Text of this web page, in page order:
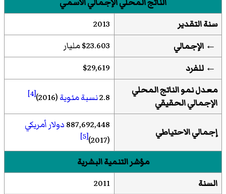
سنة التقدير
2013
← الإجمالي
$23.603 مليار
← للفرد
$29,619
معدل نمو الناتج المحلي
الإجمالي الحقيقي
2.8نسبة مئوية(2016)
[4]
إجمالي الاحتياطي
887,692,448دولار أمريكي
(2017)
[5]
مؤشر التنمية البشرية
السنة
2011